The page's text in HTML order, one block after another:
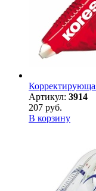
Артикул: 3914
207 руб.
В корзину